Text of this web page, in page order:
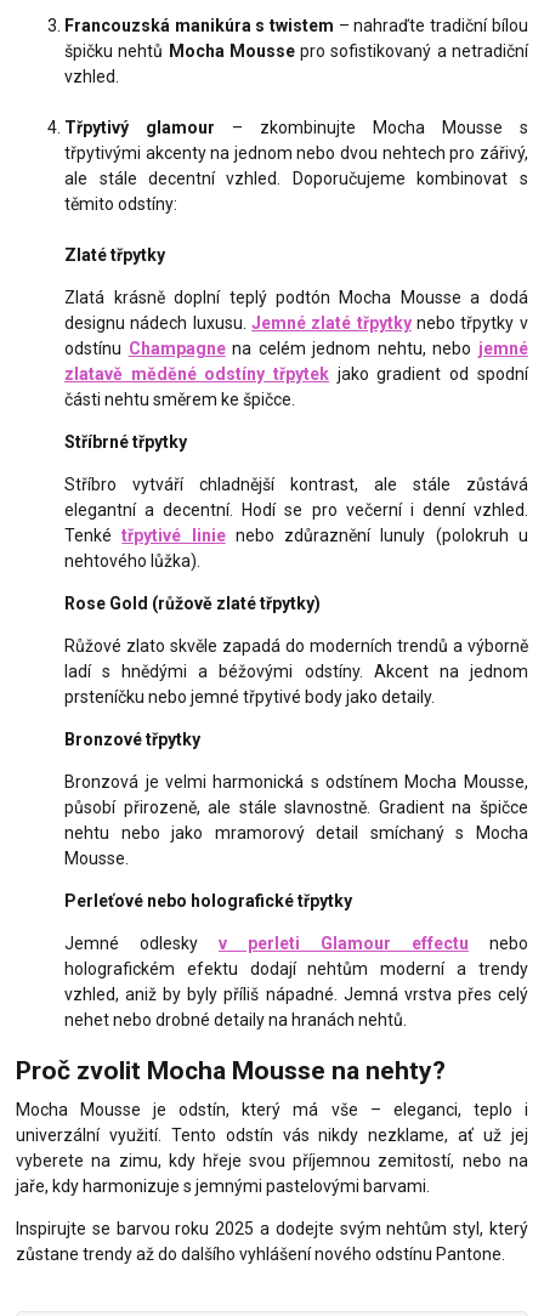
Francouzská manikúra s twistem – nahraďte tradiční bílou
špičku nehtů Mocha Moussepro sofistikovaný a netradiční
vzhled.
Třpytivý glamour – zkombinujte Mocha Mousse s
třpytivými akcenty na jednom nebo dvou nehtech pro zářivý,
ale stále decentní vzhled. Doporučujeme kombinovat s
těmito odstíny:
Zlaté třpytky
Zlatá krásně doplní teplý podtón Mocha Mousse a dodá
designu nádech luxusu.Jemné zlaté třpytkynebo třpytky v
odstínu Champagnena celém jednom nehtu, nebo jemné
zlatavě měděné odstíny třpytek jako gradient od spodní
části nehtu směrem ke špičce.
Stříbrné třpytky
Stříbro vytváří chladnější kontrast, ale stále zůstává
elegantní a decentní. Hodí se pro večerní i denní vzhled.
Tenkétřpytivé linienebo zdůraznění lunuly (polokruh u
nehtového lůžka).
Rose Gold (růžově zlaté třpytky)
Růžové zlato skvěle zapadá do moderních trendů a výborně
ladí s hnědými a béžovými odstíny. Akcent na jednom
prsteníčku nebo jemné třpytivé body jako detaily.
Bronzové třpytky
Bronzová je velmi harmonická s odstínem Mocha Mousse,
působí přirozeně, ale stále slavnostně. Gradient na špičce
nehtu nebo jako mramorový detail smíchaný s Mocha
Mousse.
Perleťové nebo holografické třpytky
Jemné odleskyv perleti Glamour effectu nebo
holografickém efektu dodají nehtům moderní a trendy
vzhled, aniž by byly příliš nápadné. Jemná vrstva přes celý
nehet nebo drobné detaily na hranách nehtů.
Proč zvolit Mocha Mousse na nehty?
Mocha Mousse je odstín, který má vše – eleganci, teplo i
univerzální využití. Tento odstín vás nikdy nezklame, ať už jej
vyberete na zimu, kdy hřeje svou příjemnou zemitostí, nebo na
jaře, kdy harmonizuje s jemnými pastelovými barvami.
Inspirujte se barvou roku 2025 a dodejte svým nehtům styl, který
zůstane trendy až do dalšího vyhlášení nového odstínu Pantone.